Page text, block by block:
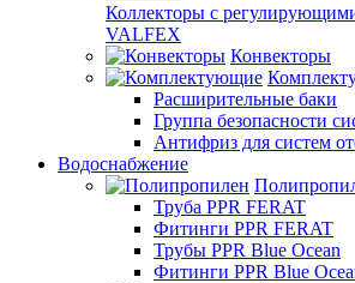
Коллекторы с
VALFEX
Конвекторы
Расширительные баки
Группа безопасности
Антифриз для систем
Водоснабжение
Труба PPR FERAT
Фитинги PPR FERAT
Трубы PPR Blue Ocean
Фитинги PPR Blue